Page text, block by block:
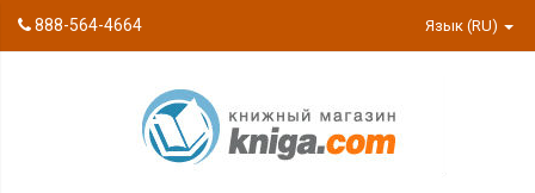
888-564-4664 Язык (RU)